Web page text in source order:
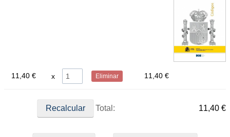
11,40 € Eliminar 11,40 €
Total: 11,40 €